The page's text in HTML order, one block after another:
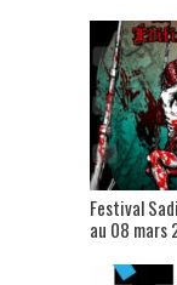
Festival
au 08 mars